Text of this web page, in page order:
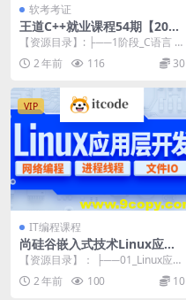
软考考证
王道C++就业课程54期【2024
最新版】
【资源目录】: ├──1阶段_C语言 |
├──00_词法分析器项目 | | ├...
2 年前 116 30
VIP
IT编程课程
尚硅谷嵌入式技术Linux应用
层开发视频教程
【资源目录】： ├──01_Linux应用
层编程课程介绍.mp4 35.66M ...
2 年前 100 10